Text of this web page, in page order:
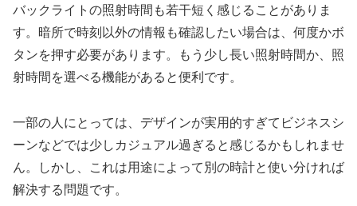
バックライトの照射時間も若干短く感じることがありま
す。暗所で時刻以外の情報も確認したい場合は、何度かボ
タンを押す必要があります。もう少し長い照射時間か、照
射時間を選べる機能があると便利です。
一部の人にとっては、デザインが実用的すぎてビジネスシ
ーンなどでは少しカジュアル過ぎると感じるかもしれませ
ん。しかし、これは用途によって別の時計と使い分ければ
解決する問題です。